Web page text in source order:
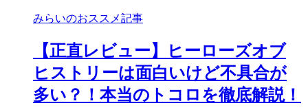
みらいのおススメ記事
【正直レビュー】ヒーローズオブ
ヒストリーは面白いけど不具合が
多い？！本当のトコロを徹底解説！